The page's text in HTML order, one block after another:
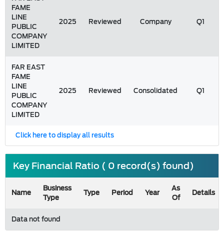
FAME
LINE
PUBLIC
COMPANY
LIMITED
2025 Reviewed Company Q1
FAR EAST
FAME
LINE
PUBLIC
COMPANY
LIMITED
2025 Reviewed Consolidated Q1
Click here to display all results
Key Financial Ratio ( 0 record(s) found)
Name
Business
Type
Type Period Year
As
Of
Details
Data not found